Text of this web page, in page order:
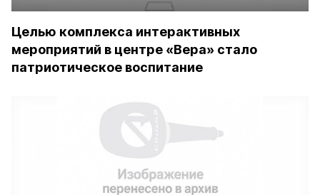
Целью комплекса интерактивных
мероприятий в центре «Вера» стало
патриотическое воспитание